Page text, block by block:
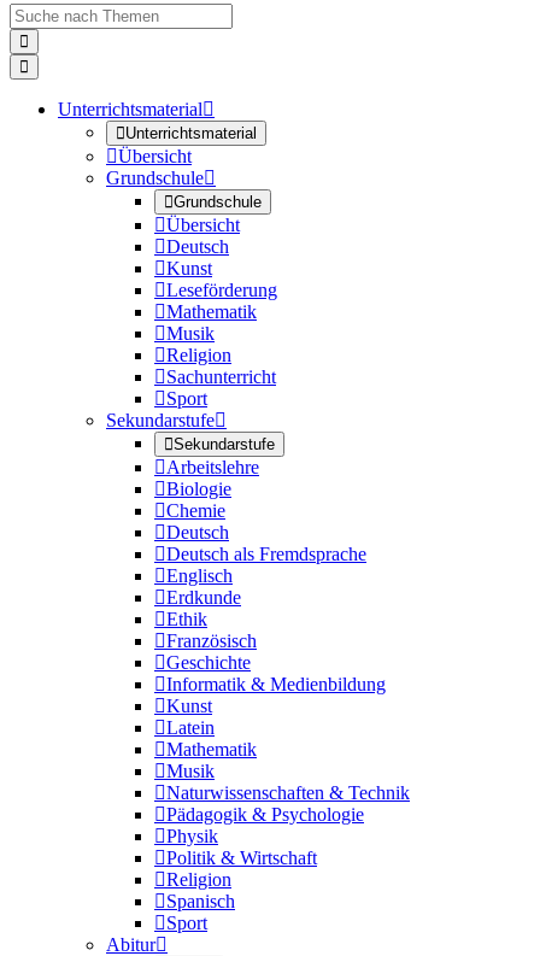


Unterrichtsmaterial
Unterrichtsmaterial
Übersicht
Grundschule
Grundschule
Übersicht
Deutsch
Kunst
Leseförderung
Mathematik
Musik
Religion
Sachunterricht
Sport
Sekundarstufe
Sekundarstufe
Arbeitslehre
Biologie
Chemie
Deutsch
Deutsch als Fremdsprache
Englisch
Erdkunde
Ethik
Französisch
Geschichte
Informatik & Medienbildung
Kunst
Latein
Mathematik
Musik
Naturwissenschaften & Technik
Pädagogik & Psychologie
Physik
Politik & Wirtschaft
Religion
Spanisch
Sport
Abitur